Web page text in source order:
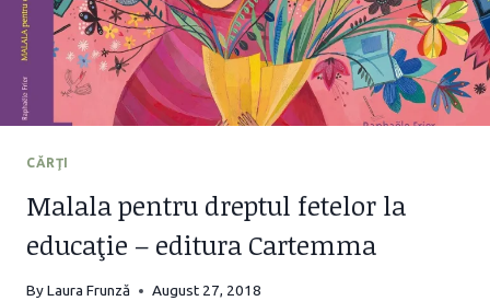
CĂRŢI
Malala pentru dreptul fetelor la
educaţie – editura Cartemma
ByLaura Frunză August 27, 2018